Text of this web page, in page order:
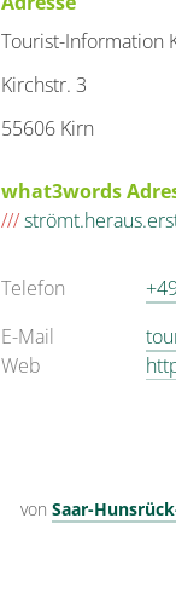
Tourist-Information
Kirchstr. 3
55606 Kirn
what3words
///
Telefon
E-Mail
Web
von Saar-